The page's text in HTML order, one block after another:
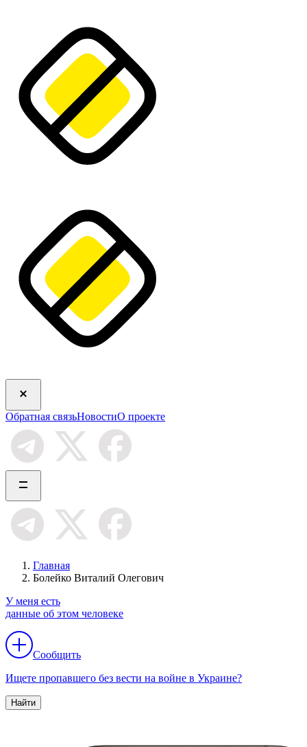
Обратная связьНовостиО проекте
Главная
Болейко Виталий Олегович
У меня есть
данные об этом человеке
Сообщить
Ищете пропавшего без вести на войне в Украине?
Найти